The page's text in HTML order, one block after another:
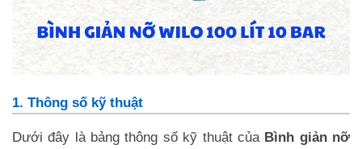
1. Thông số kỹ thuật
Dưới đây là bảng thông số kỹ thuật của Bình giản nỡ